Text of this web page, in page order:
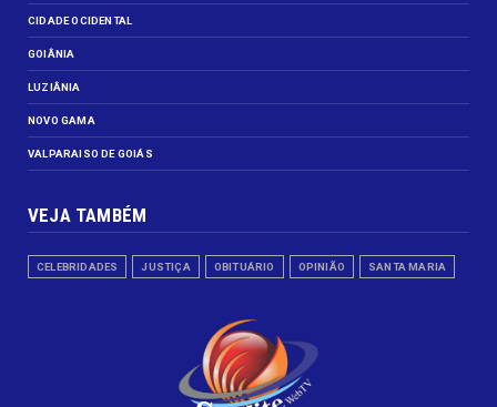
CIDADE OCIDENTAL
GOIÂNIA
LUZIÂNIA
NOVO GAMA
VALPARAISO DE GOIÁS
VEJA TAMBÉM
CELEBRIDADES JUSTIÇA OBITUÁRIO OPINIÃO SANTA MARIA